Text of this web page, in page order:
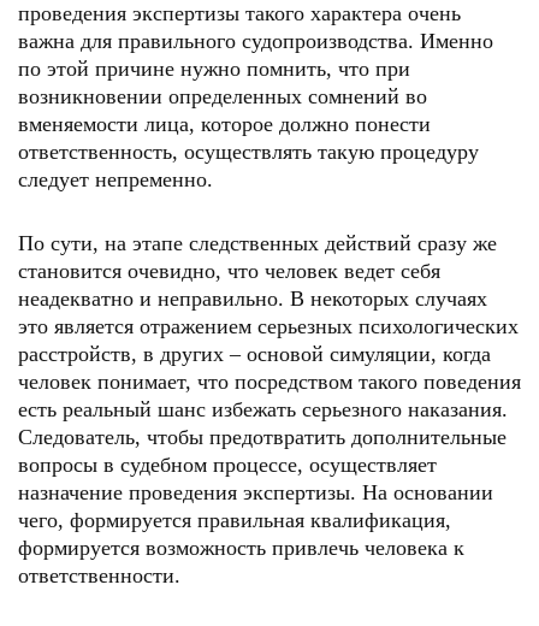
проведения экспертизы такого характера очень
важна для правильного судопроизводства. Именно
по этой причине нужно помнить, что при
возникновении определенных сомнений во
вменяемости лица, которое должно понести
ответственность, осуществлять такую процедуру
следует непременно.
По сути, на этапе следственных действий сразу же
становится очевидно, что человек ведет себя
неадекватно и неправильно. В некоторых случаях
это является отражением серьезных психологических
расстройств, в других – основой симуляции, когда
человек понимает, что посредством такого поведения
есть реальный шанс избежать серьезного наказания.
Следователь, чтобы предотвратить дополнительные
вопросы в судебном процессе, осуществляет
назначение проведения экспертизы. На основании
чего, формируется правильная квалификация,
формируется возможность привлечь человека к
ответственности.